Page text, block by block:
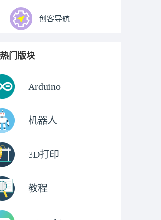
创客导航
热门版块
Arduino
机器人
3D打印
教程